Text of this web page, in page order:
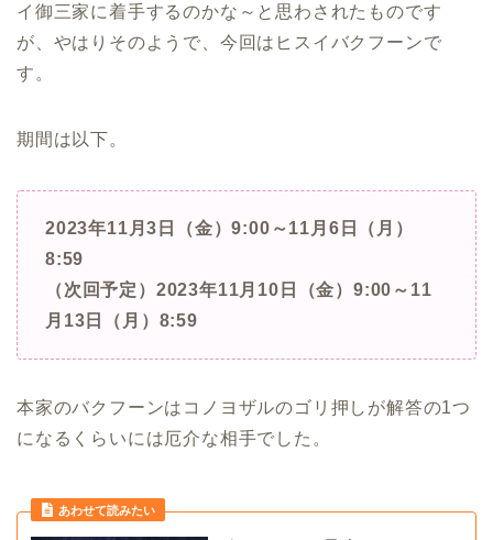
イ御三家に着手するのかな～と思わされたものです
が、やはりそのようで、今回はヒスイバクフーンで
す。
期間は以下。
2023年11月3日（金）9:00～11月6日（月）
8:59
（次回予定）2023年11月10日（金）9:00～11
月13日（月）8:59
本家のバクフーンはコノヨザルのゴリ押しが解答の1つ
になるくらいには厄介な相手でした。